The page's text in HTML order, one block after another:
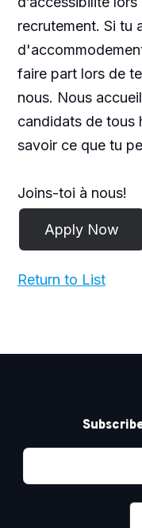
recrutement. Si tu
faire part lors de
nous. Nous
candidats de tous
savoir ce que tu
Joins-toi à nous!
Return to List